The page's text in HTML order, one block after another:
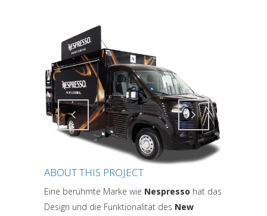
Attiva comando Attiva comando
ABOUT THIS PROJECT
Eine berühmte Marke wie Nespresso hat das
Design und die Funktionalität des New